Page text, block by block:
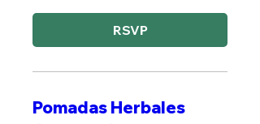
RSVP
Pomadas Herbales